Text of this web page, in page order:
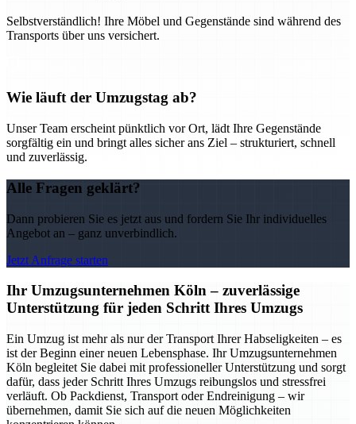
Selbstverständlich! Ihre Möbel und Gegenstände sind während des
Transports über uns versichert.
Wie läuft der Umzugstag ab?
Unser Team erscheint pünktlich vor Ort, lädt Ihre Gegenstände
sorgfältig ein und bringt alles sicher ans Ziel – strukturiert, schnell
und zuverlässig.
Alle Fragen geklärt?
Dann probieren Sie es jetzt aus und fordern Sie Ihr individuelles
Angebot an – ganz unverbindlich.
Jetzt Anfrage starten
Ihr Umzugsunternehmen Köln – zuverlässige
Unterstützung für jeden Schritt Ihres Umzugs
Ein Umzug ist mehr als nur der Transport Ihrer Habseligkeiten – es
ist der Beginn einer neuen Lebensphase. Ihr Umzugsunternehmen
Köln begleitet Sie dabei mit professioneller Unterstützung und sorgt
dafür, dass jeder Schritt Ihres Umzugs reibungslos und stressfrei
verläuft. Ob Packdienst, Transport oder Endreinigung – wir
übernehmen, damit Sie sich auf die neuen Möglichkeiten